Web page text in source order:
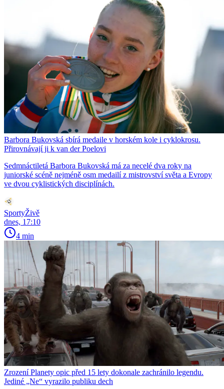
Barbora Bukovská sbírá medaile v horském kole i cyklokrosu.
Přirovnávají ji k van der Poelovi
Sedmnáctiletá Barbora Bukovská má za necelé dva roky na
juniorské scéně nejméně osm medailí z mistrovství světa a Evropy
ve dvou cyklistických disciplínách.
SportyŽivě
dnes, 17:10
4 min
Zrození Planety opic před 15 lety dokonale zachránilo legendu.
Jediné „Ne“ vyrazilo publiku dech